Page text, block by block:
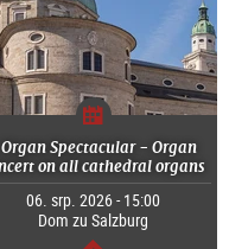
Spectacular - Organ
on all cathedral organs
06. srp. 2026 - 15:00
Dom zu Salzburg